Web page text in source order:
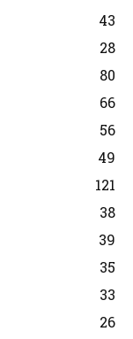
43
28
80
66
56
49
121
38
39
35
33
26